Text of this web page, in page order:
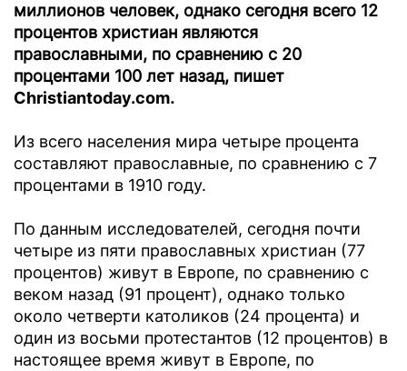
миллионов человек, однако сегодня всего 12
процентов христиан являются
православными, по сравнению с 20
процентами 100 лет назад, пишет
Christiantoday.com.
Из всего населения мира четыре процента
составляют православные, по сравнению с 7
процентами в 1910 году.
По данным исследователей, сегодня почти
четыре из пяти православных христиан (77
процентов) живут в Европе, по сравнению с
веком назад (91 процент), однако только
около четверти католиков (24 процента) и
один из восьми протестантов (12 процентов) в
настоящее время живут в Европе, по